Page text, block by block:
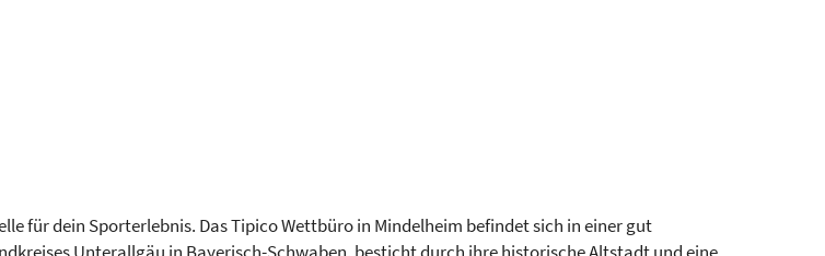
für dein Sporterlebnis. Das Tipico Wettbüro in Mindelheim befindet sich in einer gut
Unterallgäu in Bayerisch-Schwaben, besticht durch ihre historische Altstadt und eine